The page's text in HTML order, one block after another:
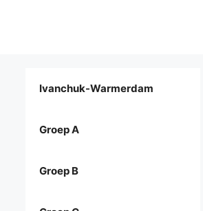
Ivanchuk-Warmerdam
Groep A
Groep B